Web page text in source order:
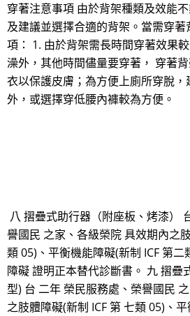
穿著注意事項 由於背架種類及效能
及建議並選擇合適的背架。當需穿
項： 1. 由於背架需長時間穿著效果
澡外，其他時間儘量要穿著， 穿著
衣以保護皮膚；為方便上廁所穿脫
外，或選擇穿低腰內褲較為方便。
八 摺疊式助行器（附座板、烤漆）
譽國民 之家、各級榮院 具效期內之
類 05)、平衡機能障礙(新制 ICF 第
障礙 證明正本替代診斷書。 九 摺疊
型) 台 二年 榮民服務處、榮譽國民
之肢體障礙(新制 ICF 第 七類 05)、